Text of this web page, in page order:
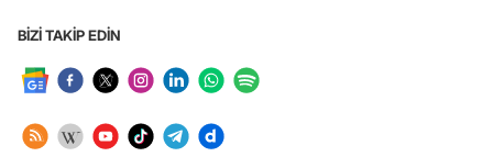
BİZİ TAKİP EDİN